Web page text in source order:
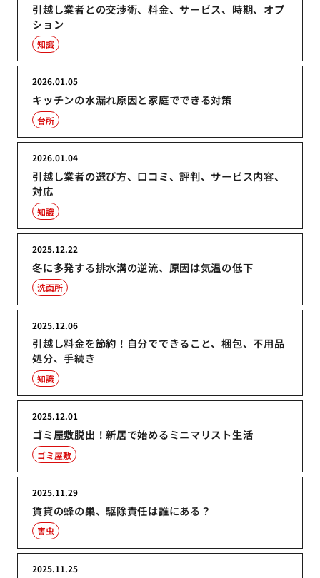
引越し業者との交渉術、料金、サービス、時期、オプ
ション
知識
キッチンの水漏れ原因と家庭でできる対策
2026.01.05
台所
引越し業者の選び方、口コミ、評判、サービス内容、
対応
2026.01.04
知識
冬に多発する排水溝の逆流、原因は気温の低下
2025.12.22
洗面所
引越し料金を節約！自分でできること、梱包、不用品
処分、手続き
2025.12.06
知識
ゴミ屋敷脱出！新居で始めるミニマリスト生活
2025.12.01
ゴミ屋敷
賃貸の蜂の巣、駆除責任は誰にある？
2025.11.29
害虫
2025.11.25